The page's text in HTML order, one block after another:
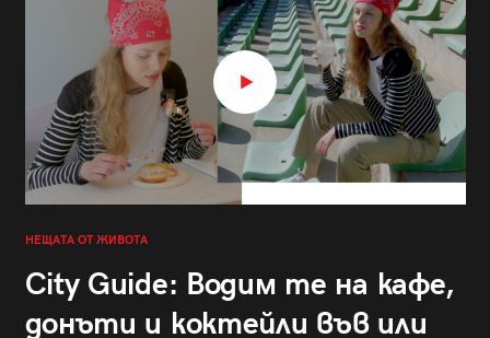
НЕЩАТА ОТ ЖИВОТА
City Guide: Водим те на кафе,
донъти и коктейли във или